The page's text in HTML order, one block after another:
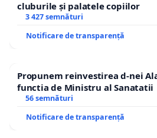
cluburile și palatele copiilor
3 427 semnături
Notificare de transparență
Propunem reinvestirea d-nei
functia de Ministru al Sanatatii
56 semnături
Notificare de transparență